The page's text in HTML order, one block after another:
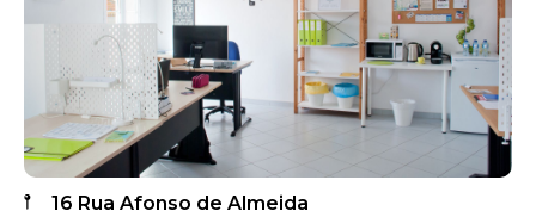
16 Rua Afonso de Almeida